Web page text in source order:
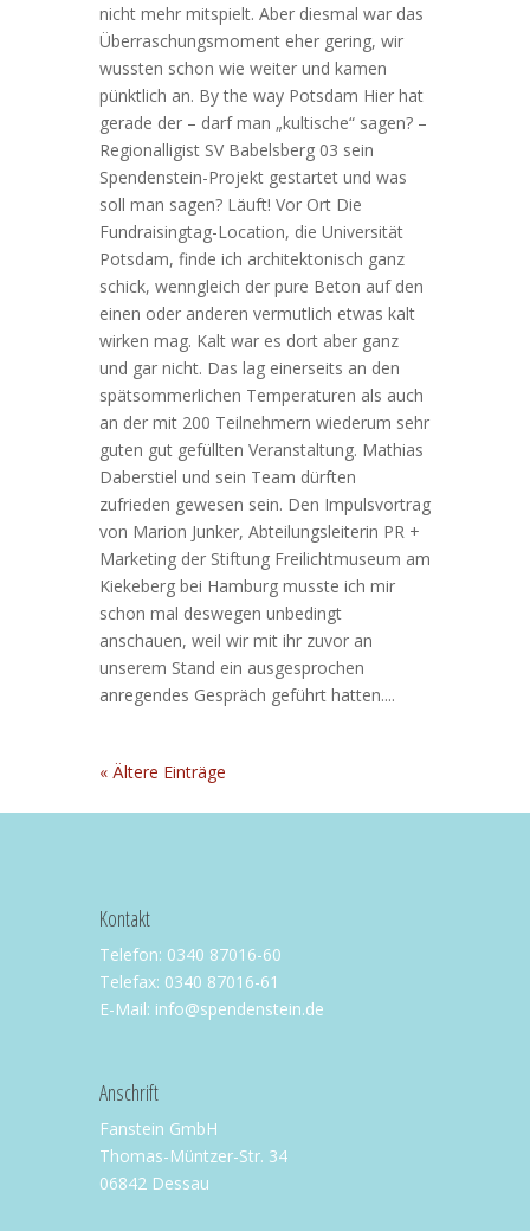
nicht mehr mitspielt. Aber diesmal war das
Überraschungsmoment eher gering, wir
wussten schon wie weiter und kamen
pünktlich an. By the way Potsdam Hier hat
gerade der – darf man „kultische“ sagen? –
Regionalligist SV Babelsberg 03 sein
Spendenstein-Projekt gestartet und was
soll man sagen? Läuft! Vor Ort Die
Fundraisingtag-Location, die Universität
Potsdam, finde ich architektonisch ganz
schick, wenngleich der pure Beton auf den
einen oder anderen vermutlich etwas kalt
wirken mag. Kalt war es dort aber ganz
und gar nicht. Das lag einerseits an den
spätsommerlichen Temperaturen als auch
an der mit 200 Teilnehmern wiederum sehr
guten gut gefüllten Veranstaltung. Mathias
Daberstiel und sein Team dürften
zufrieden gewesen sein. Den Impulsvortrag
von Marion Junker, Abteilungsleiterin PR +
Marketing der Stiftung Freilichtmuseum am
Kiekeberg bei Hamburg musste ich mir
schon mal deswegen unbedingt
anschauen, weil wir mit ihr zuvor an
unserem Stand ein ausgesprochen
anregendes Gespräch geführt hatten....
« Ältere Einträge
Kontakt
Telefon: 0340 87016-60
Telefax: 0340 87016-61
E-Mail: info@spendenstein.de
Anschrift
Fanstein GmbH
Thomas-Müntzer-Str. 34
06842 Dessau